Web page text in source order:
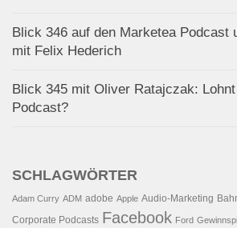
Blick 346 auf den Marketea Podcast
mit Felix Hederich
Blick 345 mit Oliver Ratajczak:
Podcast?
SCHLAGWÖRTER
Adam Curry ADM adobe Apple Audio-Marketing
Corporate Podcasts Facebook Ford